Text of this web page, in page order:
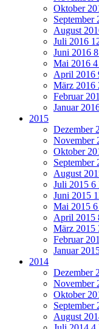
Oktober
September
August
Juli 2016
Juni 2016
Mai 2016
April 2016
März 2016
Februar
Januar
2015
Dezember
November
Oktober
September
August
Juli 2015 6
Juni 2015
Mai 2015
April 2015
März 2015
Februar
Januar
2014
Dezember
November
Oktober
September
August